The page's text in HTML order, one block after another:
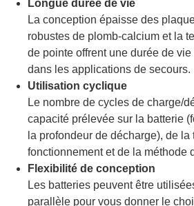
Longue durée de vie
La conception épaisse des
robustes de plomb-calcium et la
de pointe offrent une durée de
dans les applications de secours.
Utilisation cyclique
Le nombre de cycles de charge/
capacité prélevée sur la batterie
la profondeur de décharge), de la
fonctionnement et de la méthode
Flexibilité de conception
Les batteries peuvent être
parallèle pour vous donner le